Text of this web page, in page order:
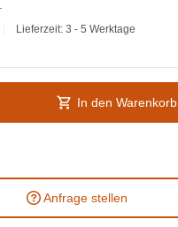
Lieferzeit: 3 - 5 Werktage
In den Warenkorb
Anfrage stellen